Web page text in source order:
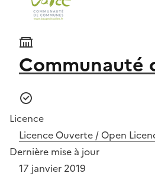
Communauté
Licence
Licence Ouverte / Open
Dernière mise à jour
17 janvier 2019